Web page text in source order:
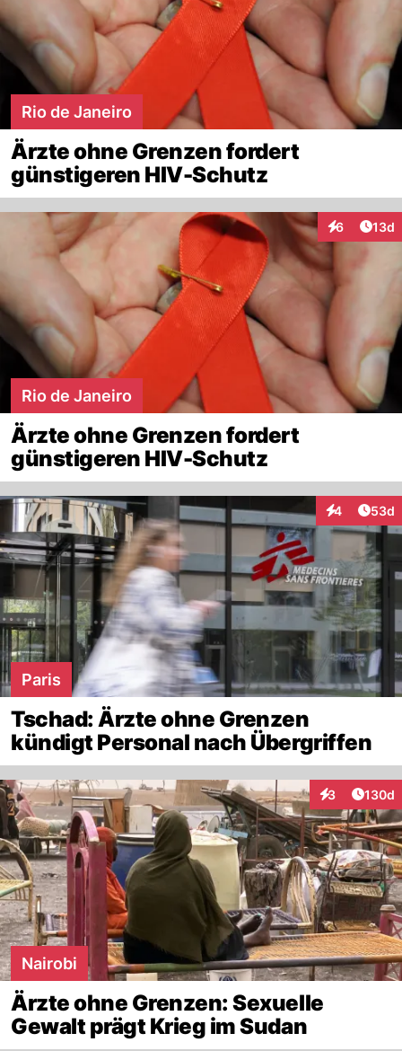
Rio de Janeiro
Ärzte ohne Grenzen fordert
günstigeren HIV-Schutz
6
Interaktionen
13d
Rio de Janeiro
Ärzte ohne Grenzen fordert
günstigeren HIV-Schutz
4
Interaktionen
53d
Paris
Tschad: Ärzte ohne Grenzen
kündigt Personal nach Übergriffen
3
Interaktionen
130d
Nairobi
Ärzte ohne Grenzen: Sexuelle
Gewalt prägt Krieg im Sudan